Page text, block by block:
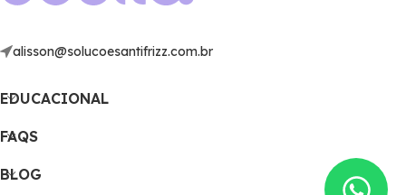
alisson@solucoesantifrizz.com.br
EDUCACIONAL
FAQS
BLOG